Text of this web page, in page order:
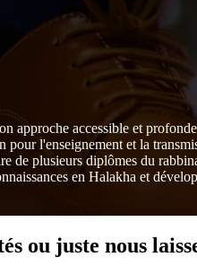
approche accessible et
l'enseignement et la
plusieurs diplômes du
en Halakha et
ou juste nous